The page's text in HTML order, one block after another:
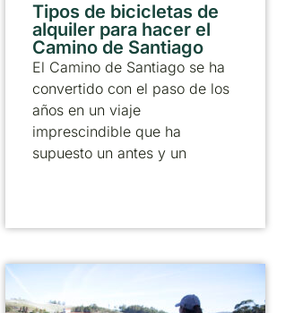
Tipos de bicicletas de
alquiler para hacer el
Camino de Santiago
El Camino de Santiago se ha
convertido con el paso de los
años en un viaje
imprescindible que ha
supuesto un antes y un